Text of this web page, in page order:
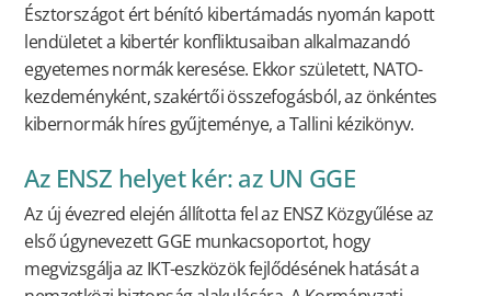
Észtországot ért bénító kibertámadás nyomán kapott
lendületet a kibertér konfliktusaiban alkalmazandó
egyetemes normák keresése. Ekkor született, NATO-
kezdeményként, szakértői összefogásból, az önkéntes
kibernormák híres gyűjteménye, a Tallini kézikönyv.
Az ENSZ helyet kér: az UN GGE
Az új évezred elején állította fel az ENSZ Közgyűlése az
első úgynevezett GGE munkacsoportot, hogy
megvizsgálja az IKT-eszközök fejlődésének hatását a